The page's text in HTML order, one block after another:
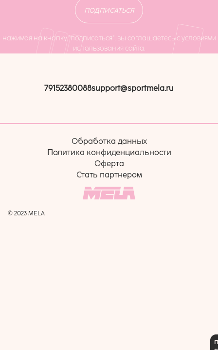
ПОДПИСАТЬСЯ
нажимая на кнопку “подписаться”, вы соглашаетесь с условиями
использования сайта.
79152380088support@sportmela.ru
Обработка данных
Политика конфиденциальности
Оферта
Стать партнером
© 2023 MELA